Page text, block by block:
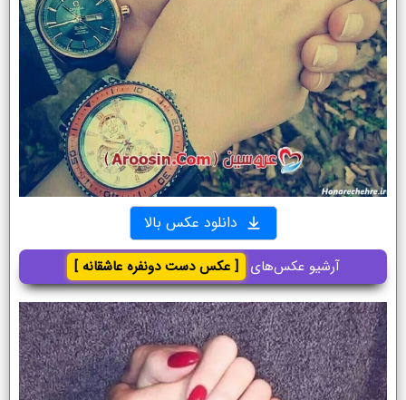
دانلود عکس بالا
آرشیو عکس‌های [ عکس دست دونفره عاشقانه ]